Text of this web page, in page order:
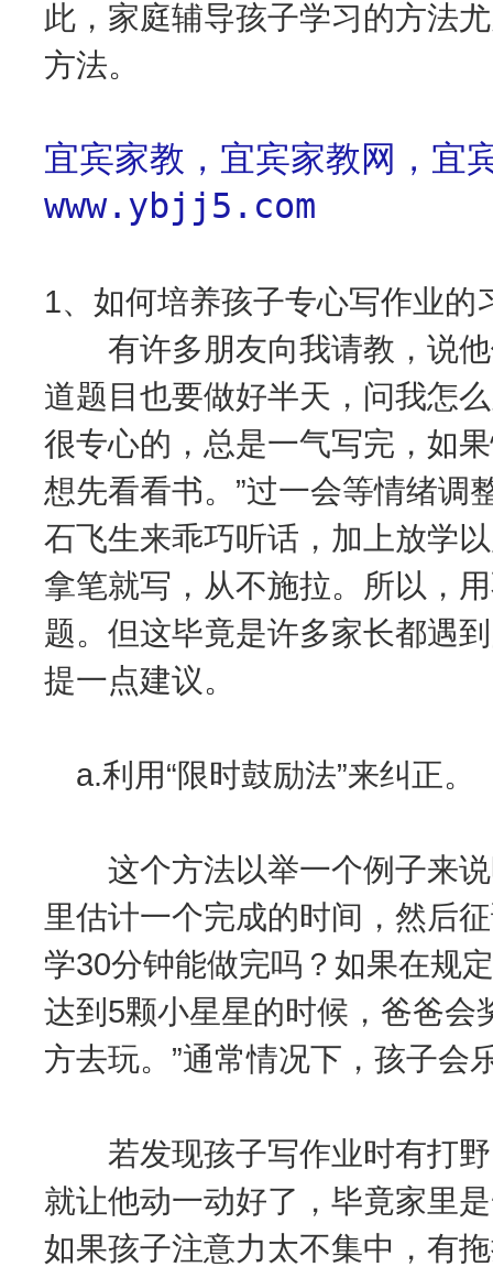
此，家庭辅导孩子学习的方法
方法。
宜宾家教，宜宾家教网，宜
www.ybjj5.com
1、如何培养孩子专心写作业的
有许多朋友向我请教，说他
道题目也要做好半天，问我怎
很专心的，总是一气写完，如
想先看看书。”过一会等情绪调
石飞生来乖巧听话，加上放学
拿笔就写，从不施拉。所以，
题。但这毕竟是许多家长都遇
提一点建议。
a.利用“限时鼓励法”来纠正。
这个方法以举一个例子来说
里估计一个完成的时间，然后
学30分钟能做完吗？如果在规
达到5颗小星星的时候，爸爸
方去玩。”通常情况下，孩子会
若发现孩子写作业时有打野
就让他动一动好了，毕竟家里
如果孩子注意力太不集中，有